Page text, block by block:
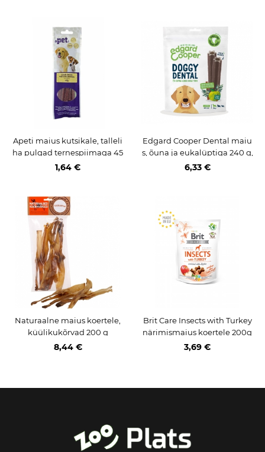
Apeti maius kutsikale, talleli
ha pulgad ternespiimaga 45
g
1,64 €
Edgard Cooper Dental maiu
s, õuna ja eukalüptiga 240 g,
7 tk
6,33 €
Naturaalne maius koertele,
küülikukõrvad 200 g
8,44 €
Brit Care Insects with Turkey
närimismaius koertele 200g
3,69 €